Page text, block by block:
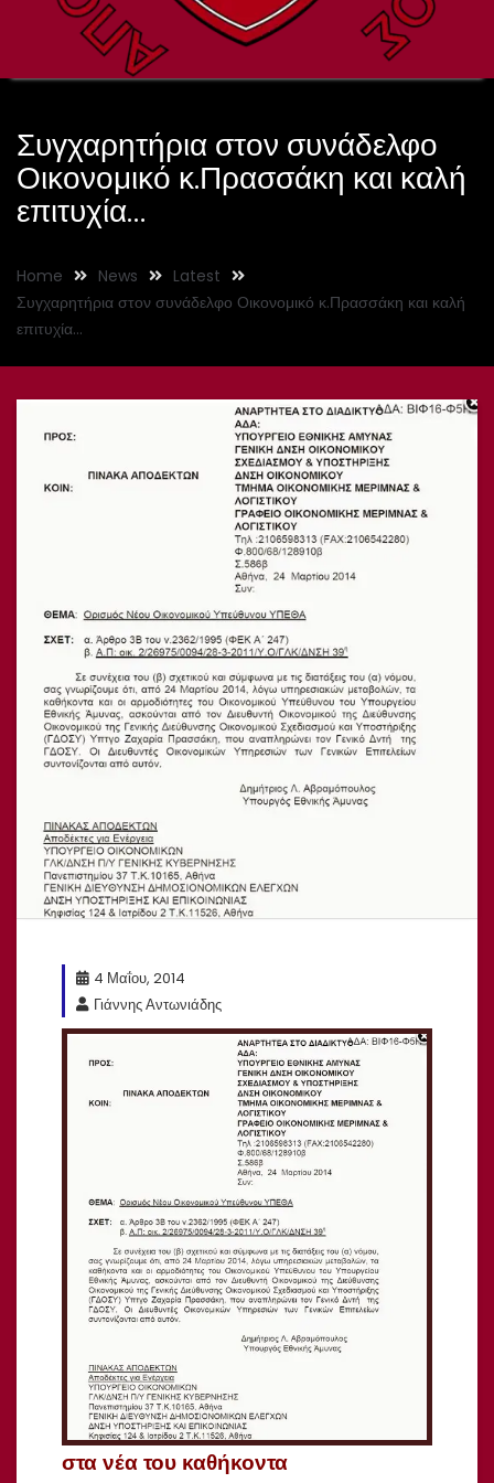
Συγχαρητήρια στον συνάδελφο
Οικονομικό κ.Πρασσάκη και καλή
επιτυχία…
Home News
Latest
Συγχαρητήρια στον συνάδελφο Οικονομικό κ.Πρασσάκη και καλή
επιτυχία…
4 Μαΐου, 2014
Γιάννης Αντωνιάδης
στα νέα του καθήκοντα